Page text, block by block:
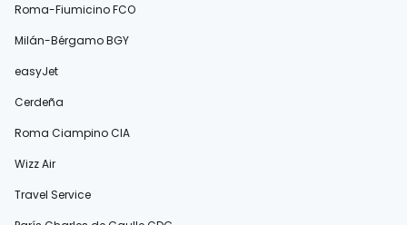
Roma-Fiumicino FCO
Milán-Bérgamo BGY
easyJet
Cerdeña
Roma Ciampino CIA
Wizz Air
Travel Service